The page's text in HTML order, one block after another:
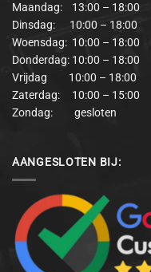
Maandag: 13:00 – 18:00
Dinsdag: 10:00 – 18:00
Woensdag: 10:00 – 18:00
Donderdag: 10:00 – 18:00
Vrijdag 10:00 – 18:00
Zaterdag: 10:00 – 15:00
Zondag: gesloten
AANGESLOTEN BIJ: